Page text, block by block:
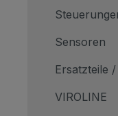
Sensoren
Ersatzteile
VIROLINE